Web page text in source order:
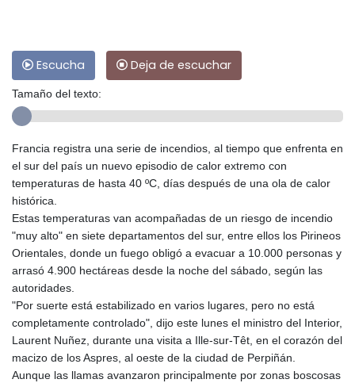
Escucha Deja de escuchar
Tamaño del texto:
Francia registra una serie de incendios, al tiempo que enfrenta en
el sur del país un nuevo episodio de calor extremo con
temperaturas de hasta 40 ºC, días después de una ola de calor
histórica.
Estas temperaturas van acompañadas de un riesgo de incendio
"muy alto" en siete departamentos del sur, entre ellos los Pirineos
Orientales, donde un fuego obligó a evacuar a 10.000 personas y
arrasó 4.900 hectáreas desde la noche del sábado, según las
autoridades.
"Por suerte está estabilizado en varios lugares, pero no está
completamente controlado", dijo este lunes el ministro del Interior,
Laurent Nuñez, durante una visita a Ille-sur-Têt, en el corazón del
macizo de los Aspres, al oeste de la ciudad de Perpiñán.
Aunque las llamas avanzaron principalmente por zonas boscosas